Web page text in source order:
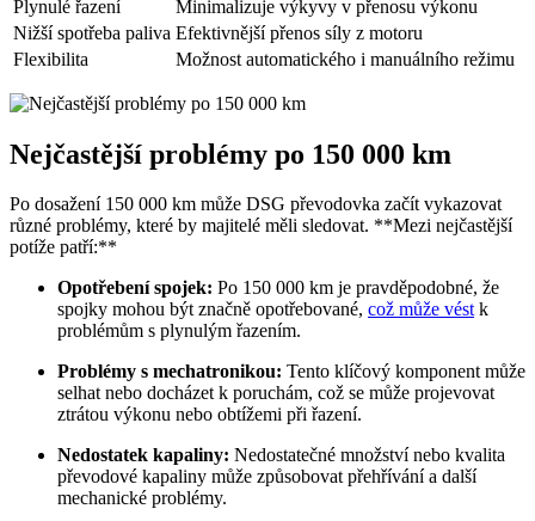
Plynulé řazení
Minimalizuje výkyvy v přenosu výkonu
Nižší spotřeba paliva Efektivnější přenos síly z motoru
Flexibilita
Možnost automatického i manuálního režimu
Nejčastější problémy po 150 000 km
Po dosažení 150 000 km může DSG převodovka začít vykazovat
různé problémy, které by majitelé měli sledovat. **Mezi nejčastější
potíže patří:**
Opotřebení spojek: Po 150 000 km je pravděpodobné, že
spojky mohou být značně opotřebované, což může véstk
problémům s plynulým řazením.
Problémy s mechatronikou: Tento klíčový komponent může
selhat nebo docházet k poruchám, což se může projevovat
ztrátou výkonu nebo obtížemi při řazení.
Nedostatek kapaliny: Nedostatečné množství nebo kvalita
převodové kapaliny může způsobovat přehřívání a další
mechanické problémy.